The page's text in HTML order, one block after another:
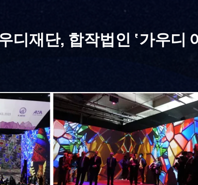
디재단, 합작법인 ‘가우디
로벌 공동사업 추진 본격화